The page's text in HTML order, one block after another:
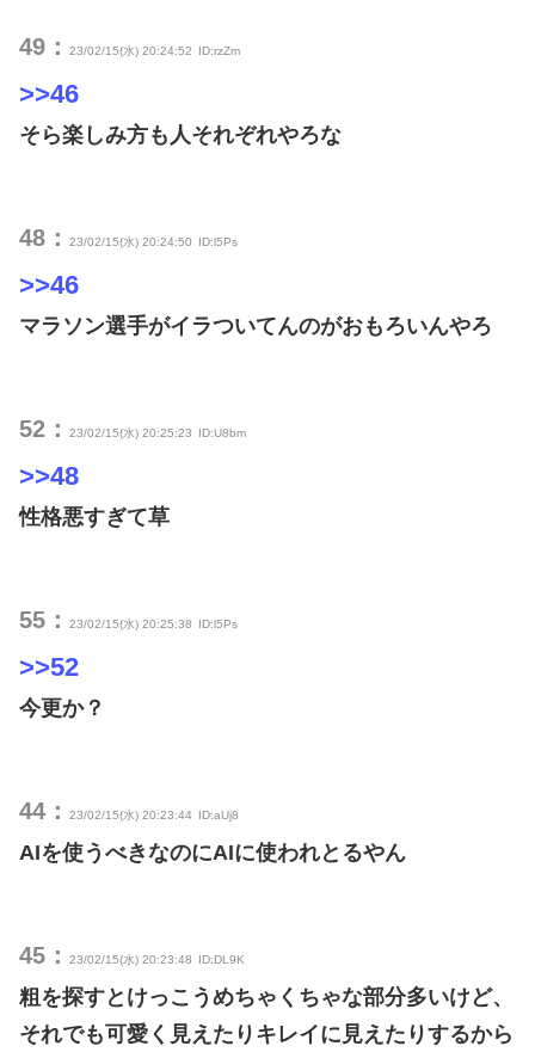
49： 23/02/15(水) 20:24:52 ID:rzZm
>>46
そら楽しみ方も人それぞれやろな
48： 23/02/15(水) 20:24:50 ID:l5Ps
>>46
マラソン選手がイラついてんのがおもろいんやろ
52： 23/02/15(水) 20:25:23 ID:U8bm
>>48
性格悪すぎて草
55： 23/02/15(水) 20:25:38 ID:l5Ps
>>52
今更か？
44： 23/02/15(水) 20:23:44 ID:aUj8
AIを使うべきなのにAIに使われとるやん
45： 23/02/15(水) 20:23:48 ID:DL9K
粗を探すとけっこうめちゃくちゃな部分多いけど、
それでも可愛く見えたりキレイに見えたりするから